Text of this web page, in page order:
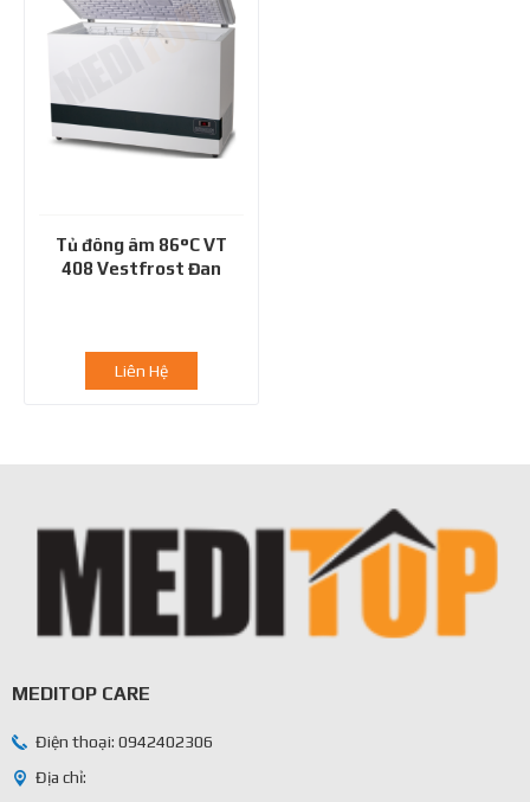
Tủ đông âm 86°C VT
408 Vestfrost Đan
Liên Hệ
MEDITOP CARE
Điện thoại: 0942402306
Địa chỉ: